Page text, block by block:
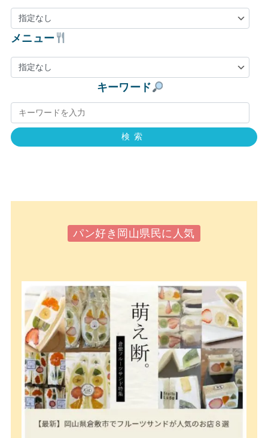
メニュー
キーワード
検索
パン好き岡山県民に人気